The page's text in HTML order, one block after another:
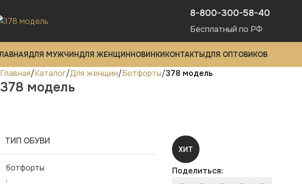
8-800-300-58-40
Бесплатный по РФ
ДЛЯ МУЖЧИНДЛЯ ЖЕНЩИННОВИНКИКОНТАКТЫДЛЯ ОПТОВИКОВ
Главная Каталог Для женщин Ботфорты 378 модель
378 модель
ТИП ОБУВИ
ботфорты
,
ХИТ
Поделиться: